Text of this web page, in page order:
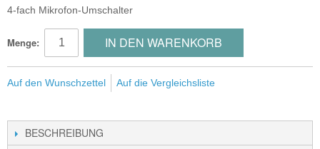
4-fach Mikrofon-Umschalter
Menge: IN DEN WARENKORB
Auf den Wunschzettel Auf die Vergleichsliste
BESCHREIBUNG